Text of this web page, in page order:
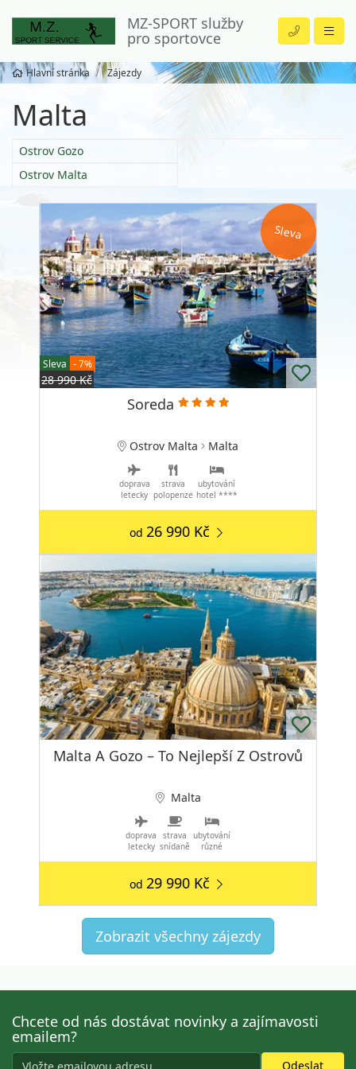
MZ-SPORT služby
pro sportovce
Hlavní stránka Zájezdy
Malta
Ostrov Gozo
Ostrov Malta
Sleva
Sleva - 7%
28 990 Kč
Soreda
Ostrov Malta Malta
doprava
letecky
strava
polopenze
ubytování
hotel ****
od 26 990 Kč
Malta A Gozo – To Nejlepší Z Ostrovů
Malta
doprava
letecky
strava
snídaně
ubytování
různé
od 29 990 Kč
Zobrazit všechny zájezdy
Chcete od nás dostávat novinky a zajímavosti
emailem?